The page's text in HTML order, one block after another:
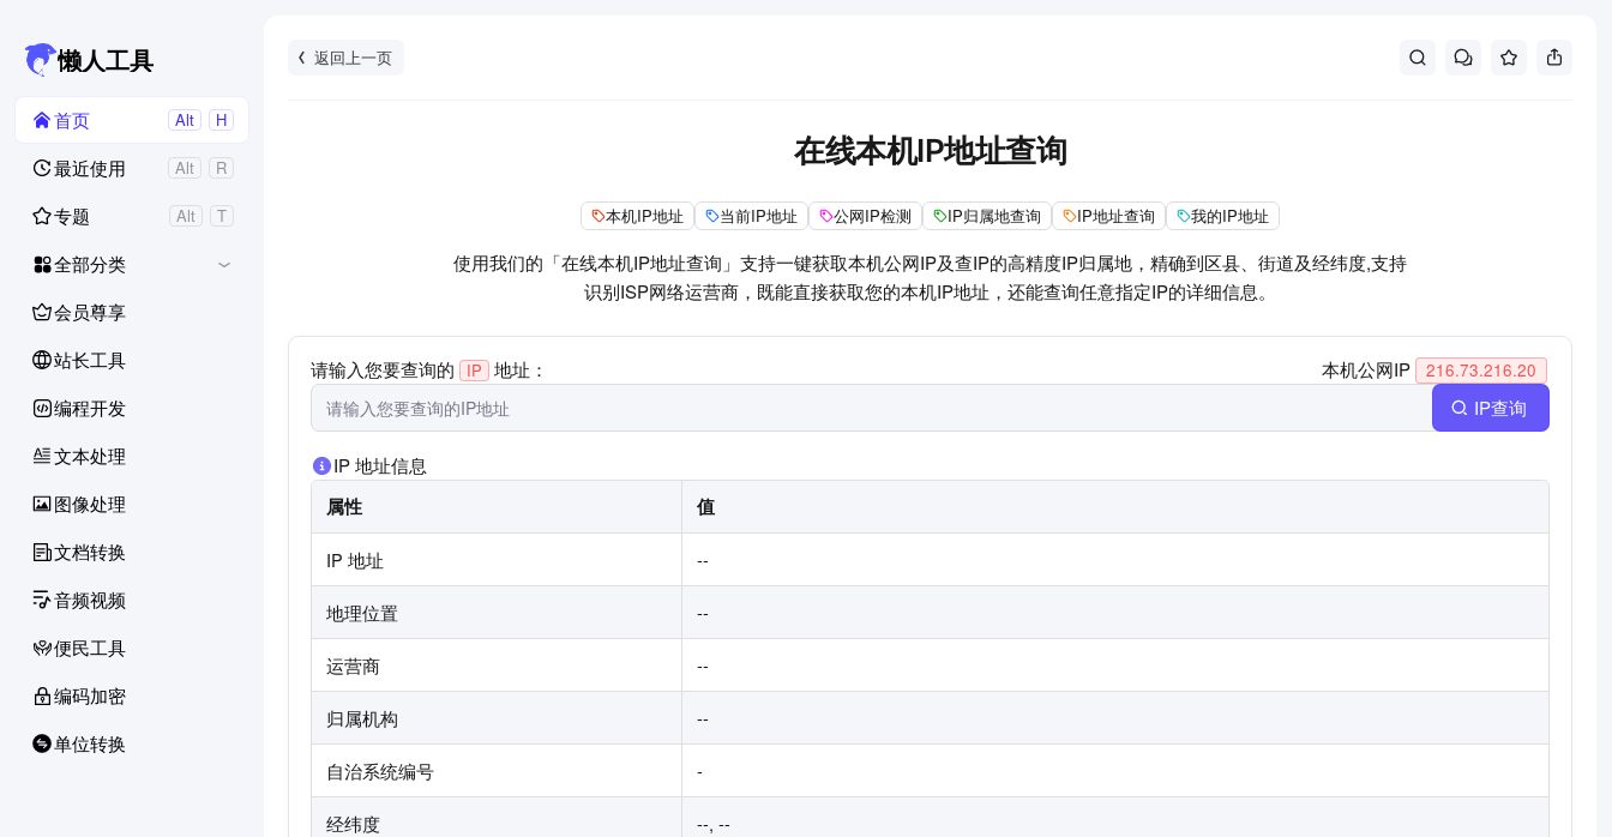
懒人工具
首页 Alt H
最近使用 Alt R
专题 Alt T
全部分类
会员尊享
站长工具
编程开发
文本处理
图像处理
文档转换
音频视频
便民工具
编码加密
单位转换
返回上一页
在线本机IP地址查询
本机IP地址 当前IP地址 公网IP检测 IP归属地查询 IP地址查询 我的IP地址
使用我们的「在线本机IP地址查询」支持一键获取本机公网IP及查IP的高精度IP归属地，精确到区县、街道及经纬度,支持
识别ISP网络运营商，既能直接获取您的本机IP地址，还能查询任意指定IP的详细信息。
请输入您要查询的 IP 地址： 本机公网IP 216.73.216.20
IP查询
IP 地址信息
属性 值
IP 地址 --
地理位置 --
运营商 --
归属机构 --
自治系统编号 -
经纬度 --, --